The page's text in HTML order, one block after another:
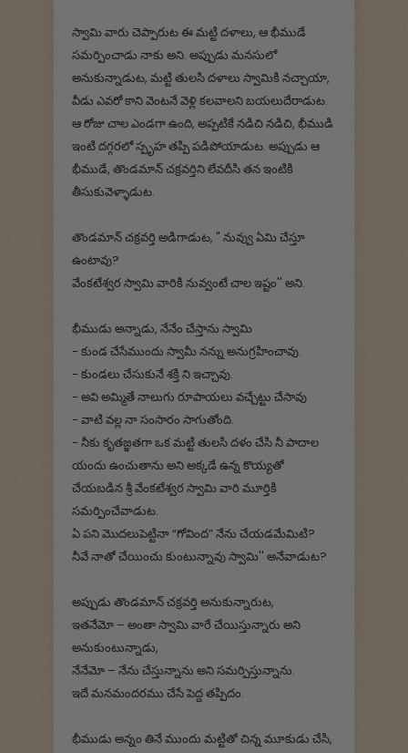
స్వామి వారు చెప్పారుట ఈ మట్టి దళాలు, ఆ భీముడే
సమర్పించాడు నాకు అని. అప్పుడు మనసులో
అనుకున్నాడుట, మట్టి తులసి దళాలు స్వామికి నచ్చాయా,
వీడు ఎవరో కాని వెంటనే వెళ్లి కలవాలని బయలుదేరాడుట.
ఆ రోజు చాల ఎండగా ఉంది, అప్పటికే నడిచి నడిచి, భీముడి
ఇంటి దగ్గరలో స్పృహ తప్పి పడిపోయాడుట. అప్పుడు ఆ
భీముడే, తొండమాన్ చక్రవర్తిని లేవదీసి తన ఇంటికి
తీసుకువెళ్ళాడుట.
తొండమాన్ చక్రవర్తి అడిగాడుట, " నువ్వు ఏమి చేస్తూ
ఉంటావు?
వేంకటేశ్వర స్వామి వారికి నువ్వంటే చాల ఇష్టం'' అని.
భీముడు అన్నాడు, నేనేం చేస్తాను స్వామి
- కుండ చేసేముందు స్వామీ నన్ను అనుగ్రహించావు.
- కుండలు చేసుకునే శక్తి ని ఇచ్చావు.
- అవి అమ్మితే నాలుగు రూపాయలు వచ్చేట్టు చేసావు
- వాటి వల్ల నా సంసారం సాగుతోంది.
- నీకు కృతజ్ఞతగా ఒక మట్టి తులసి దళం చేసి నీ పాదాల
యందు ఉంచుతాను అని అక్కడే ఉన్న కొయ్యతో
చేయబడిన శ్రీ వేంకటేశ్వర స్వామి వారి మూర్తికి
సమర్పించేవాడుట.
ఏ పని మొదలుపెట్టినా “గోవింద” నేను చేయడమేమిటి?
నీవే నాతో చేయించు కుంటున్నావు స్వామి'' అనేవాడుట?
అప్పుడు తొండమాన్ చక్రవర్తి అనుకున్నారుట,
ఇతనేమో – అంతా స్వామి వారే చేయిస్తున్నారు అని
అనుకుంటున్నాడు,
నేనేమో – నేను చేస్తున్నాను అని సమర్పిస్తున్నాను.
ఇదే మనమందరము చేసే పెద్ద తప్పిదం.
భీముడు అన్నం తినే ముందు మట్టితో చిన్న మూకుడు చేసి,